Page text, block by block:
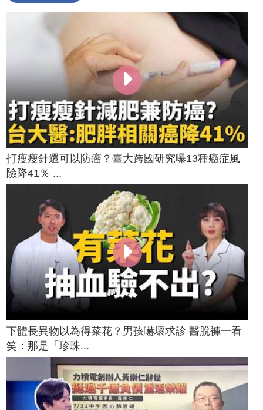
打瘦瘦針還可以防癌？臺大跨國研究曝13種癌症風
險降41％ ...
下體長異物以為得菜花？男孩嚇壞求診 醫脫褲一看
笑：那是「珍珠...